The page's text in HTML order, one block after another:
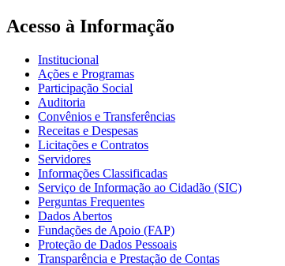
Acesso à Informação
Institucional
Ações e Programas
Participação Social
Auditoria
Convênios e Transferências
Receitas e Despesas
Licitações e Contratos
Servidores
Informações Classificadas
Serviço de Informação ao Cidadão (SIC)
Perguntas Frequentes
Dados Abertos
Fundações de Apoio (FAP)
Proteção de Dados Pessoais
Transparência e Prestação de Contas